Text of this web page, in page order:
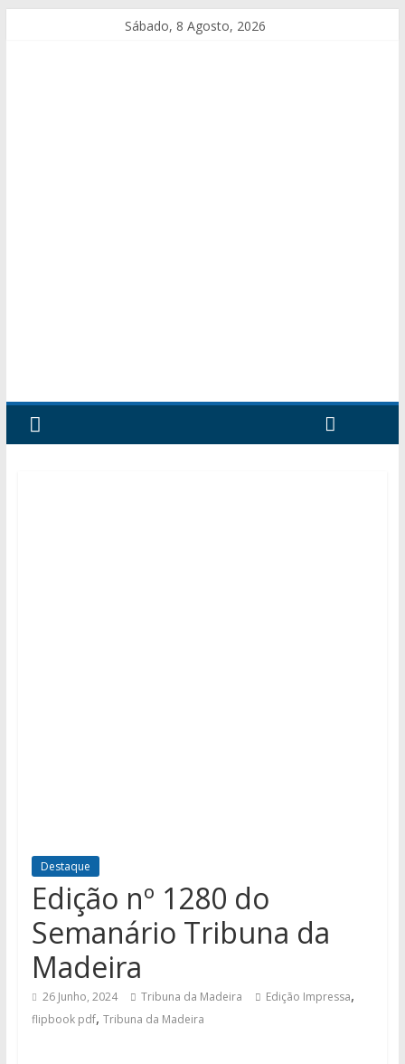
Sábado, 8 Agosto, 2026
Destaque
Edição nº 1280 do
Semanário Tribuna da
Madeira
26 Junho, 2024 Tribuna da Madeira Edição Impressa,
flipbook pdf, Tribuna da Madeira